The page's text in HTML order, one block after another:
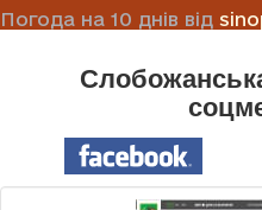
Погода на 10 днів від